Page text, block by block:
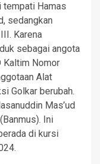
tempati Hamas
sedangkan
Karena
sebagai angota
Kaltim Nomor
Alat
Golkar berubah.
Mas’ud
Ini
di kursi